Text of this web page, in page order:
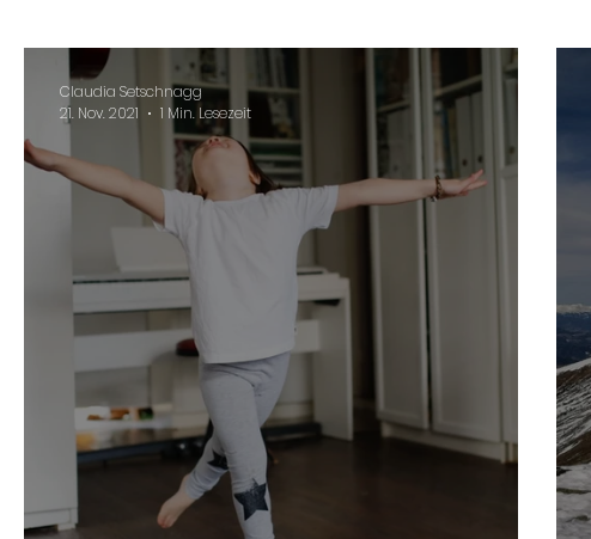
Klagenfurt Wolfsberg
Claudia Setschnagg
21. Nov. 2021
1 Min. Lesezeit